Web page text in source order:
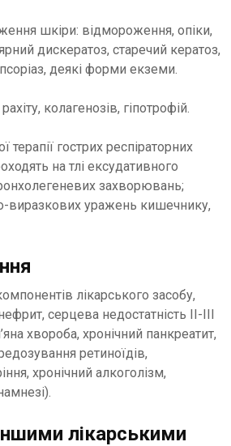
шкіри: відмороження, опіки,
дискератоз, старечий кератоз,
деякі форми екземи.
колагенозів, гіпотрофій.
терапії гострих респіраторних
на тлі ексудативного
захворювань;
виразкових уражень кишечнику,
лікарського засобу,
серцева недостатність ІІ-ІІІ
хвороба, хронічний панкреатит,
ретиноїдів,
хронічний алкоголізм,
лікарськими